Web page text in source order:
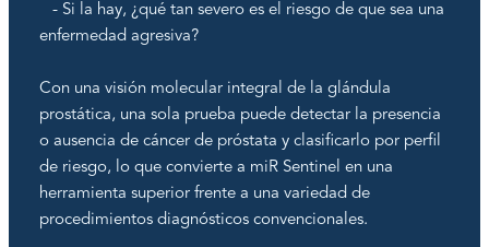
- Si la hay, ¿qué tan severo es el riesgo de que sea una
enfermedad agresiva?
Con una visión molecular integral de la glándula
prostática, una sola prueba puede detectar la presencia
o ausencia de cáncer de próstata y clasificarlo por perfil
de riesgo, lo que convierte a miR Sentinel en una
herramienta superior frente a una variedad de
procedimientos diagnósticos convencionales.